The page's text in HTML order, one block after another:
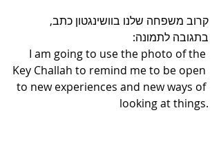
קרוב משפחה שלנו בוושינגטון כתב,
בתגובה לתמונה:
I am going to use the photo of the
Key Challah to remind me to be open
to new experiences and new ways of
looking at things.